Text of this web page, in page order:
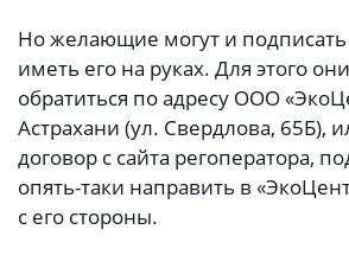
Но желающие могут и подписать
иметь его на руках. Для этого
обратиться по адресу ООО
Астрахани (ул. Свердлова, 65Б),
договор с сайта регоператора,
опять-таки направить в
с его стороны.